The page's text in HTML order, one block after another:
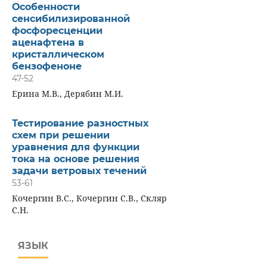
Особенности
сенсибилизированной
фосфоресценции
аценафтена в
кристаллическом
бензофеноне
47-52
Ерина М.В., Дерябин М.И.
Тестирование разностных
схем при решении
уравнения для функции
тока на основе решения
задачи ветровых течений
53-61
Кочергин В.С., Кочергин С.В., Скляр
С.Н.
ЯЗЫК